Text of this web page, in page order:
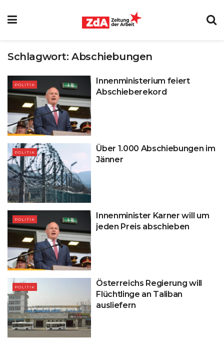
Schlagwort:Abschiebungen
POLITIK
Innenministerium feiert
Abschieberekord
POLITIK
Über 1.000 Abschiebungen im
Jänner
POLITIK
Innenminister Karner will um
jeden Preis abschieben
POLITIK
Österreichs Regierung will
Flüchtlinge an Taliban
ausliefern